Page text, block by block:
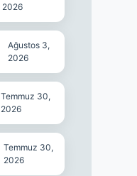
2026
Ağustos 3,
2026
Temmuz 30,
2026
Temmuz 30,
2026